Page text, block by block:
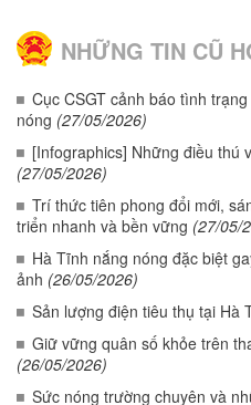
NHỮNG TIN CŨ
Cục CSGT cảnh báo tình
nóng (27/05/2026)
[Infographics] Những điều thú
(27/05/2026)
Trí thức tiên phong đổi mới,
triển nhanh và bền vững (27/05/
Hà Tĩnh nắng nóng đặc biệt
ảnh (26/05/2026)
Sản lượng điện tiêu thụ tại Hà
Giữ vững quân số khỏe trên
(26/05/2026)
Sức nóng trường chuyên và